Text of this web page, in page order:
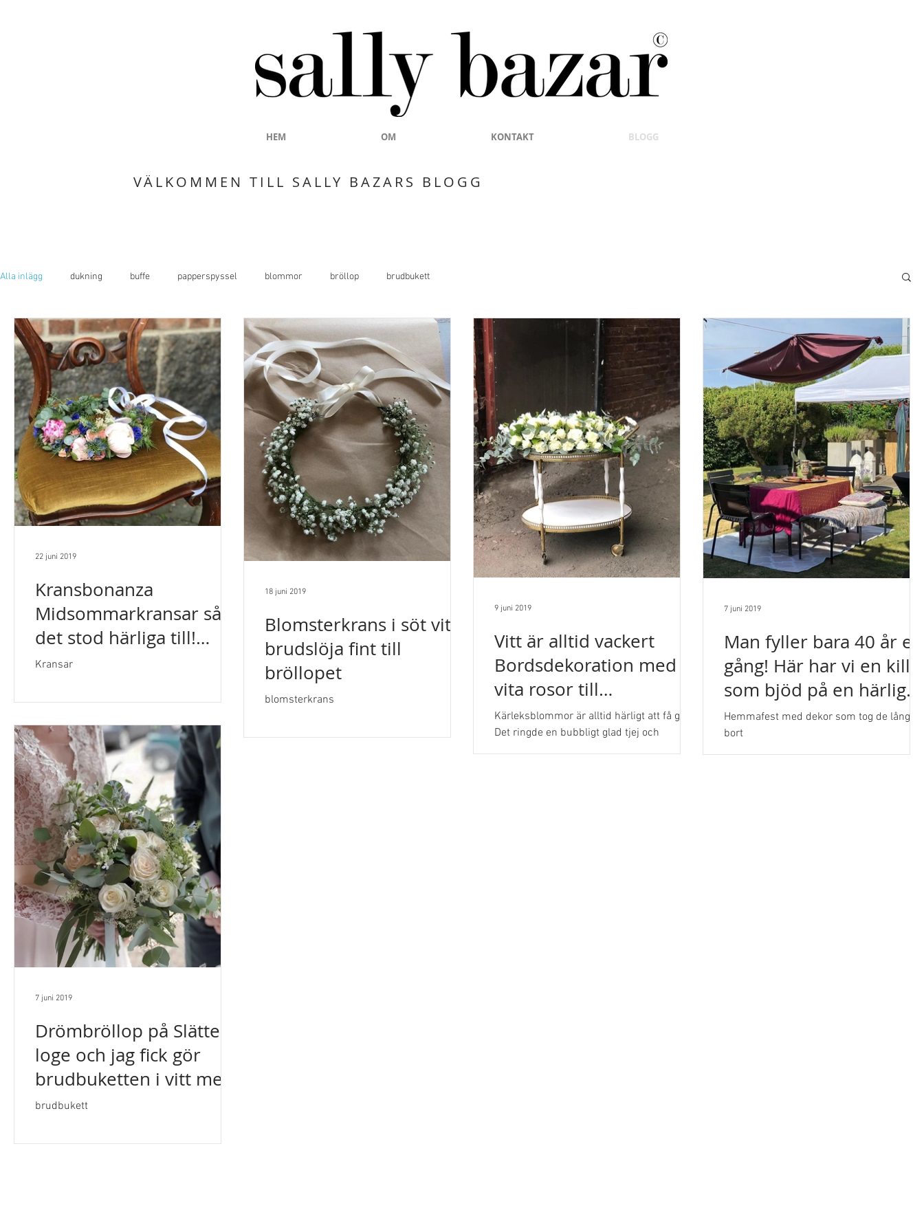
HEM OM KONTAKT BLOGG
VÄLKOMMEN TILL SALLY BAZARS BLOGG
Alla inlägg dukning buffe papperspyssel blommor bröllop brudbukett
Kransbonanza
Midsommarkransar så
det stod härliga till!
Vackra, busiga och med
Kransar
22 juni 2019
Blomsterkrans i söt vit
brudslöja fint till
bröllopet
blomsterkrans
18 juni 2019
Vitt är alltid vackert
Bordsdekoration med
vita rosor till
förlovningsfest på
abbonnerad restaurang
Kärleksblommor är alltid härligt att få göra!
Det ringde en bubbligt glad tjej och
9 juni 2019
Man fyller bara 40 år en
gång! Här har vi en kille
som bjöd på en härlig
orientalisk hemmafest
Hemmafest med dekor som tog de långt
bort
7 juni 2019
Drömbröllop på Slättens
loge och jag fick gör
brudbuketten i vitt med
ljusblå inslag.
brudbukett
7 juni 2019